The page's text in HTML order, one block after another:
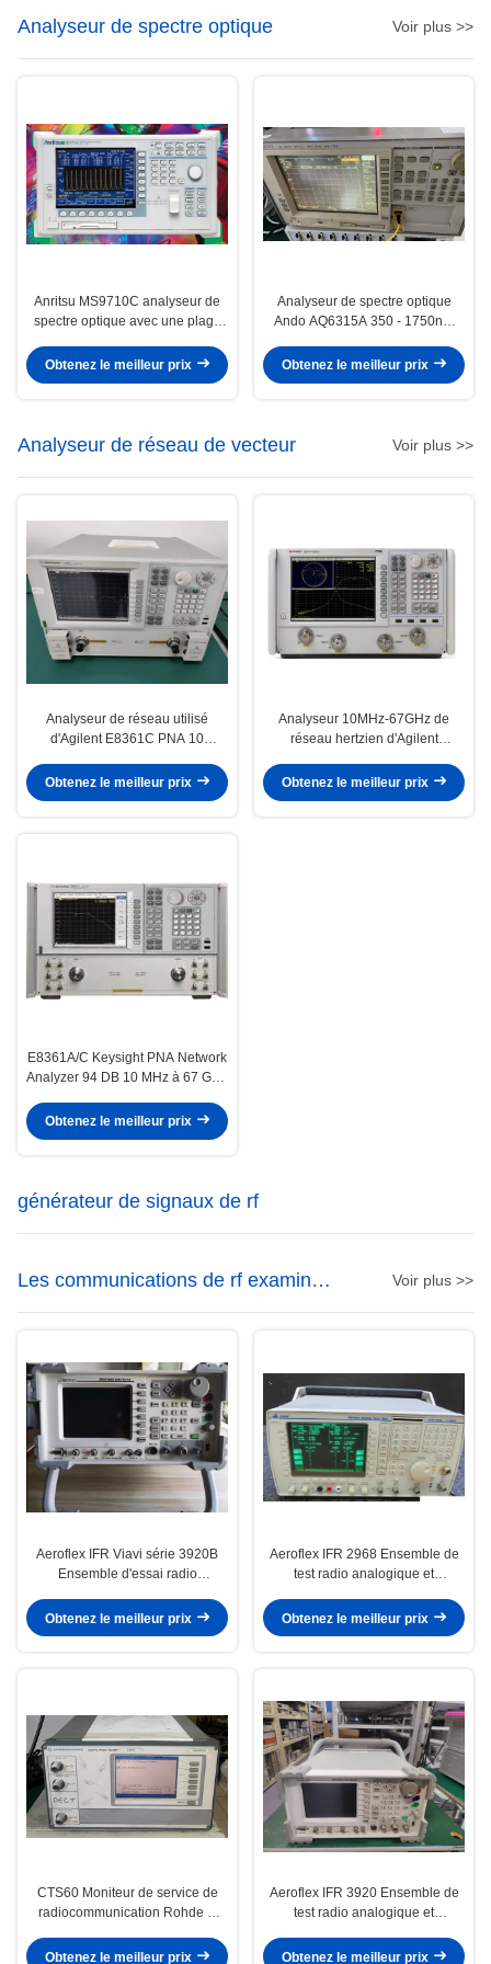
Analyseur de spectre optique Voir plus >>
Anritsu MS9710C analyseur de
spectre optique avec une plage
amplification de la bande L
Obtenez le meilleur prix
Analyseur de spectre optique
Ando AQ6315A 350 - 1750nm
Obtenez le meilleur prix
Analyseur de réseau de vecteur Voir plus >>
Analyseur de réseau utilisé
d'Agilent E8361C PNA 10
universel
Obtenez le meilleur prix
Analyseur 10MHz-67GHz de
réseau hertzien d'Agilent
Rackmount
Obtenez le meilleur prix
E8361A/C Keysight PNA Network
Analyzer 94 DB 10 MHz à 67 GHz
Obtenez le meilleur prix
générateur de signaux de rf
Les communications de rf examinent
l'ensemble
Voir plus >>
Aeroflex IFR Viavi série 3920B
Ensemble d'essai radio
GHz de bruit de phase basse et
codage couleur passe/échec
Obtenez le meilleur prix
Aeroflex IFR 2968 Ensemble de
test radio analogique et
personnalisable OEM ODM
Obtenez le meilleur prix
CTS60 Moniteur de service de
radiocommunication Rohde &
Bus
Obtenez le meilleur prix
Aeroflex IFR 3920 Ensemble de
test radio analogique et
personnalisable
Obtenez le meilleur prix